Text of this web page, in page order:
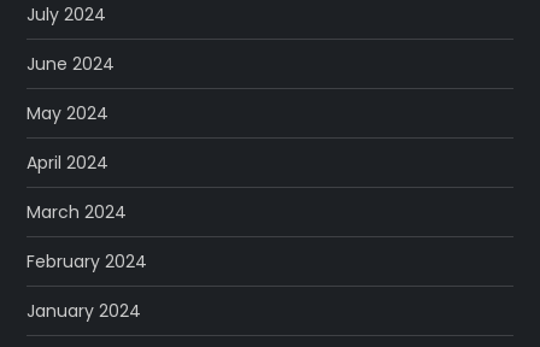
July 2024
June 2024
May 2024
April 2024
March 2024
February 2024
January 2024